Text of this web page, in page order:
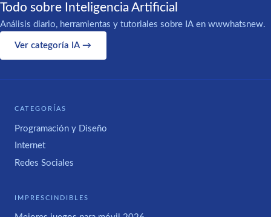
Todo sobre Inteligencia Artificial
Análisis diario, herramientas y tutoriales sobre IA en wwwhatsnew.
Ver categoría IA →
CATEGORÍAS
Programación y Diseño
Internet
Redes Sociales
IMPRESCINDIBLES